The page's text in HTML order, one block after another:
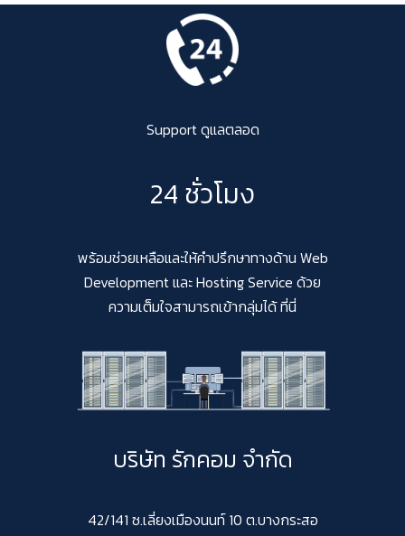
Support ดูแลตลอด
24 ชั่วโมง
พร้อมช่วยเหลือและให้คำปรึกษาทางด้าน Web
Development และ Hosting Service ด้วย
ความเต็มใจสามารถเข้ากลุ่มได้ ที่นี่
บริษัท รักคอม จำกัด
42/141 ซ.เลี่ยงเมืองนนท์ 10 ต.บางกระสอ